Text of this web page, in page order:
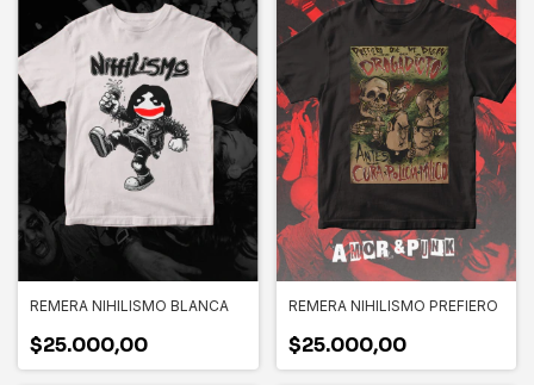
REMERA NIHILISMO BLANCA
$25.000,00
REMERA NIHILISMO PREFIERO
$25.000,00